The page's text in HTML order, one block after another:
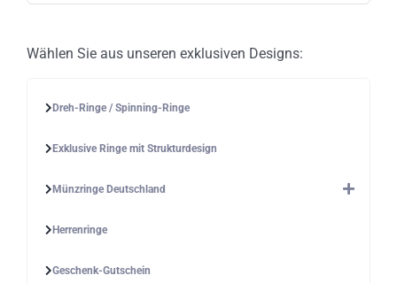
Wählen Sie aus unseren exklusiven Designs:
Dreh-Ringe / Spinning-Ringe
Exklusive Ringe mit Strukturdesign
Münzringe Deutschland
Herrenringe
Geschenk-Gutschein